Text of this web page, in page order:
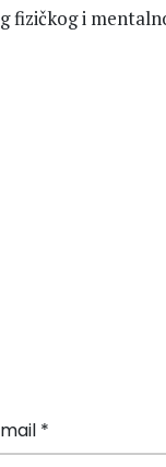
fizičkog i
*